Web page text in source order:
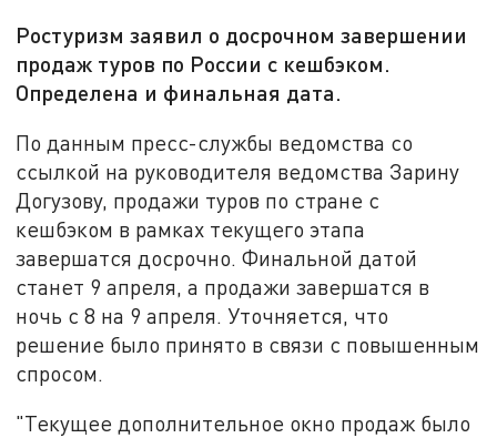
Ростуризм заявил о досрочном завершении
продаж туров по России с кешбэком.
Определена и финальная дата.
По данным пресс-службы ведомства со
ссылкой на руководителя ведомства Зарину
Догузову, продажи туров по стране с
кешбэком в рамках текущего этапа
завершатся досрочно. Финальной датой
станет 9 апреля, а продажи завершатся в
ночь с 8 на 9 апреля. Уточняется, что
решение было принято в связи с повышенным
спросом.
"Текущее дополнительное окно продаж было